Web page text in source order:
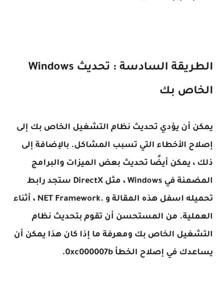
الطريقة السادسة : تحديث Windows
الخاص بك
يمكن أن يؤدي تحديث نظام التشغيل الخاص بك إلى
إصلاح الأخطاء التي تسبب المشاكل. بالإضافة إلى
ذلك ، يمكن أيضًا تحديث بعض الميزات والبرامج
المضمنة في Windows ، مثل DirectX ستجد رابط
تحميله اسفل هذه المقالة و .NET Framework ، أثناء
العملية. من المستحسن أن تقوم بتحديث نظام
التشغيل الخاص بك ومعرفة ما إذا كان هذا يمكن أن
يساعدك في إصلاح الخطأ 0xc000007b.